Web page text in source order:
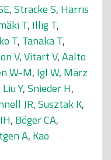
,Stracke S, Harris
T, Illig T,
T, Tanaka T,
V,Vitart V,Aalto
W-M, Igl W, März
Liu Y,Snieder H,
JR,Susztak K,
, Böger CA,
A, Kao